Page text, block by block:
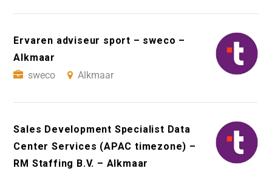
Ervaren adviseur sport – sweco –
Alkmaar
sweco
Alkmaar
Sales Development Specialist Data
Center Services (APAC timezone) –
RM Staffing B.V. – Alkmaar